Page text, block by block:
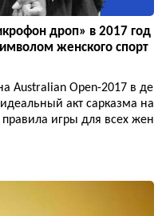
дроп» в 2017 год
женского спорт
Australian Open-2017 в де
акт сарказма на
игры для всех жен